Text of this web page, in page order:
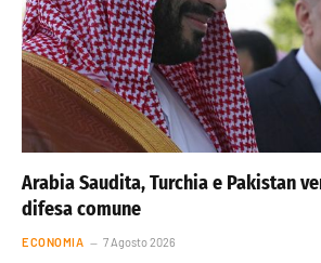
Arabia Saudita, Turchia e Pakistan
difesa comune
ECONOMIA 7 Agosto 2026